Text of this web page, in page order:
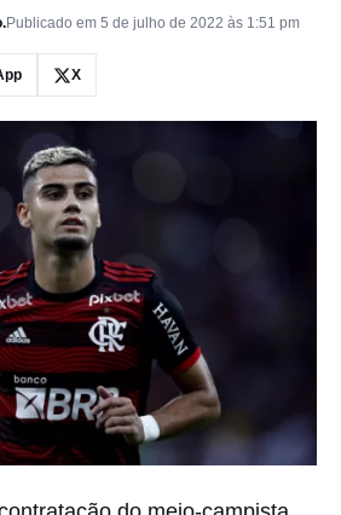
Publicado em 5 de julho de 2022 às 1:51 pm
X